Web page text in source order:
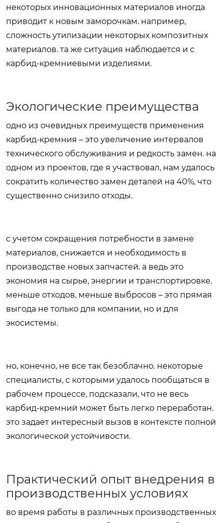
некоторых инновационных материалов иногда
приводит к новым заморочкам. например,
сложность утилизации некоторых композитных
материалов. та же ситуация наблюдается и с
карбид-кремниевыми изделиями.
Экологические преимущества
одно из очевидных преимуществ применения
карбид-кремния – это увеличение интервалов
технического обслуживания и редкость замен. на
одном из проектов, где я участвовал, нам удалось
сократить количество замен деталей на 40%, что
существенно снизило отходы.
с учетом сокращения потребности в замене
материалов, снижается и необходимость в
производстве новых запчастей. а ведь это
экономия на сырье, энергии и транспортировке.
меньше отходов, меньше выбросов – это прямая
выгода не только для компании, но и для
экосистемы.
но, конечно, не все так безоблачно. некоторые
специалисты, с которыми удалось пообщаться в
рабочем процессе, подсказали, что не весь
карбид-кремний может быть легко переработан.
это задает интересный вызов в контексте полной
экологической устойчивости.
Практический опыт внедрения в
производственных условиях
во время работы в различных производственных